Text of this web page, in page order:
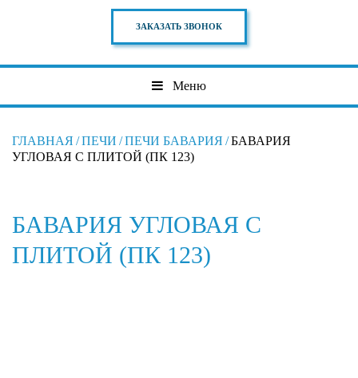
ЗАКАЗАТЬ ЗВОНОК
Меню
ГЛАВНАЯ /ПЕЧИ /ПЕЧИ БАВАРИЯ /БАВАРИЯ
УГЛОВАЯ С ПЛИТОЙ (ПК 123)
БАВАРИЯ УГЛОВАЯ С
ПЛИТОЙ (ПК 123)